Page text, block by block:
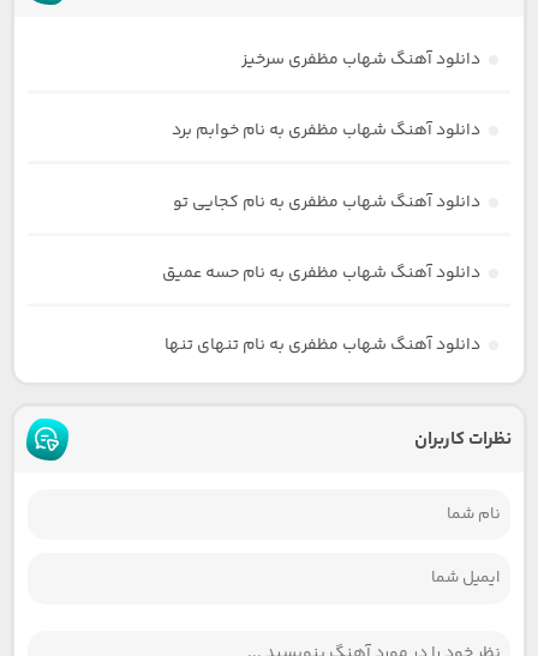
دانلود آهنگ شهاب مظفری سرخیز
دانلود آهنگ شهاب مظفری به نام خوابم برد
دانلود آهنگ شهاب مظفری به نام کجایی تو
دانلود آهنگ شهاب مظفری به نام حسه عمیق
دانلود آهنگ شهاب مظفری به نام تنهای تنها
نظرات کاربران